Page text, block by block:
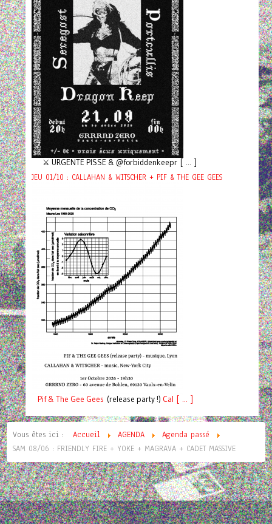
⚔️ URGENTE PISSE & @forbiddenkeepr [ ... ]
JEU 01/10 : CALLAHAN & WITSCHER + PIF & THE GEE GEES
Pif& The Gee Gees (release party !) Cal [ ... ]
Vous êtes ici : Accueil AGENDA
Agenda passé
SAM 08/06 : FRIENDLY FIRE + YOKE + MAGRAVA + CADET MASSIVE